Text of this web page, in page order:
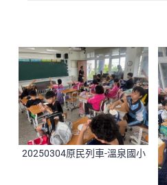
20250304原民列車-溫泉國小